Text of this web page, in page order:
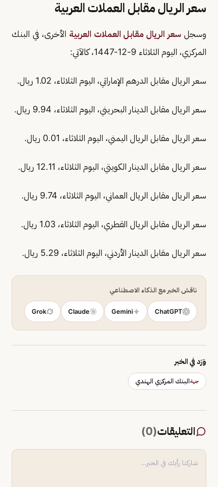
سعر الريال مقابل العملات العربية
وسجل سعر الريال مقابل العملات العربية الأخرى، في البنك
المركزي، اليوم الثلاثاء 9-12-1447، كالآتي:
سعر الريال مقابل الدرهم الإماراتي، اليوم الثلاثاء، 1.02 ريال.
سعر الريال مقابل الدينار البحريني، اليوم الثلاثاء، 9.94 ريال.
سعر الريال مقابل الريال اليمني، اليوم الثلاثاء، 0.01 ريال.
سعر الريال مقابل الدينار الكويتي، اليوم الثلاثاء، 12.11 ريال.
سعر الريال مقابل الريال العماني، اليوم الثلاثاء، 9.74 ريال.
سعر الريال مقابل الريال القطري، اليوم الثلاثاء، 1.03 ريال.
سعر الريال مقابل الدينار الأردني، اليوم الثلاثاء، 5.29 ريال.
ناقش الخبر مع الذكاء الاصطناعي
ChatGPT
Gemini
Claude
Grok
وَرَد في الخبر
جهةالبنك المركزي الهندي
التعليقات(
0
)